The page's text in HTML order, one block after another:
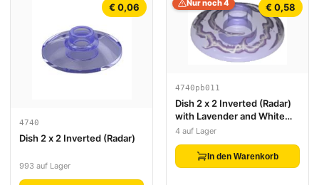
€ 0,06
4740
Dish 2 x 2 Inverted (Radar)
993 auf Lager
€ 0,58
Nur noch 4
4740pb011
Dish 2 x 2 Inverted (Radar)
with Lavender and White
Electricity Pattern
4 auf Lager
In den Warenkorb